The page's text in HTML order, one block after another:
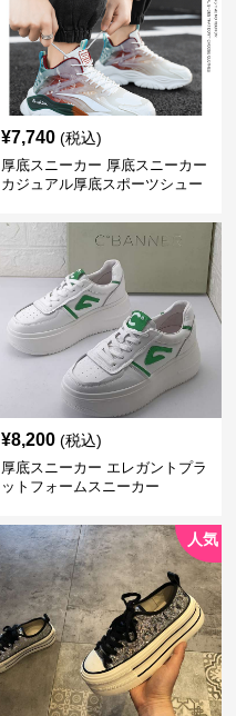
¥7,740 (税込)
厚底スニーカー 厚底スニーカー
カジュアル厚底スポーツシュー
¥8,200 (税込)
厚底スニーカー エレガントプラ
ットフォームスニーカー
人気